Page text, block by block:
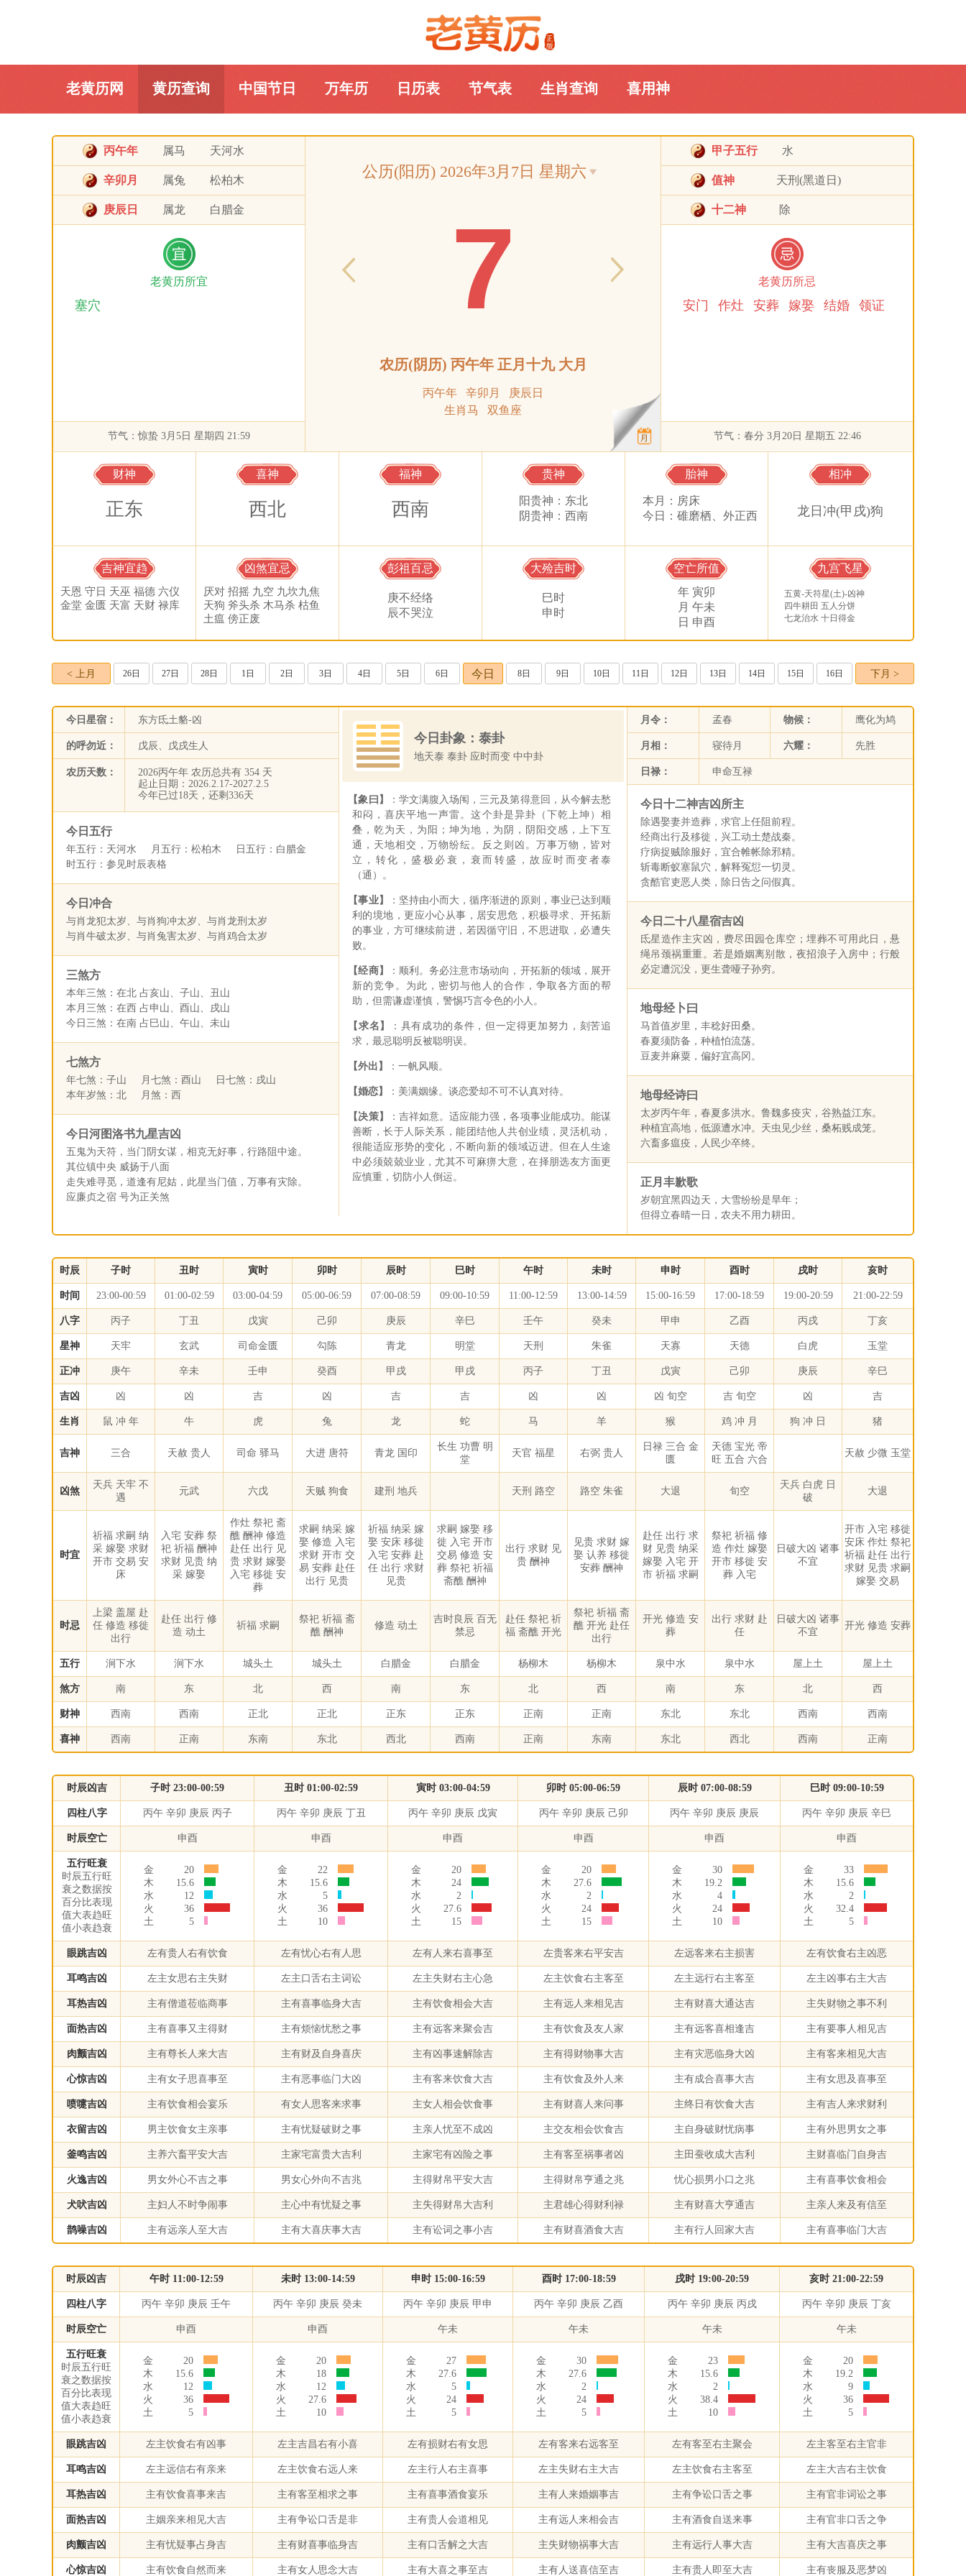
老黄历网
老黄历网 黄历查询 中国节日 万年历 日历表 节气表 生肖查询 喜用神
丙午年 属马 天河水
辛卯月 属兔 松柏木
庚辰日 属龙 白腊金
老黄历所宜
塞穴
节气：惊蛰 3月5日 星期四 21:59
公历(阳历) 2026年3月7日 星期六
7
农历(阴历) 丙午年 正月十九 大月
丙午年 辛卯月 庚辰日
生肖马 双鱼座
甲子五行 水
值神 天刑(黑道日)
十二神 除
老黄历所忌
安门 作灶 安葬 嫁娶 结婚 领证
节气：春分 3月20日 星期五 22:46
财神
正东
喜神
西北
福神
西南
贵神
阳贵神：东北
阴贵神：西南
胎神
本月：房床
今日：碓磨栖、外正西
相冲
龙日冲(甲戌)狗
吉神宜趋
天恩 守日 天巫 福德 六仪
金堂 金匮 天富 天财 禄库
凶煞宜忌
厌对 招摇 九空 九坎九焦
天狗 斧头杀 木马杀 枯鱼
土瘟 傍正废
彭祖百忌
庚不经络
辰不哭泣
大殓吉时
巳时
申时
空亡所值
年 寅卯
月 午未
日 申酉
九宫飞星
五黄-天符星(土)-凶神
四牛耕田 五人分饼
七龙治水 十日得金
< 上月 26日 27日 28日 1日 2日 3日 4日 5日 6日 今日 8日 9日 10日 11日 12日 13日 14日 15日 16日 下月 >
今日星宿： 东方氐土貉-凶
的呼勿近： 戊辰、戊戌生人
农历天数：
2026丙午年 农历总共有 354 天
起止日期：2026.2.17-2027.2.5
今年已过18天，还剩336天
今日五行
年五行：天河水 月五行：松柏木 日五行：白腊金
时五行：参见时辰表格
今日冲合
与肖龙犯太岁、与肖狗冲太岁、与肖龙刑太岁
与肖牛破太岁、与肖兔害太岁、与肖鸡合太岁
三煞方
本年三煞：在北 占亥山、子山、丑山
本月三煞：在西 占申山、酉山、戌山
今日三煞：在南 占巳山、午山、未山
七煞方
年七煞：子山 月七煞：酉山 日七煞：戌山
本年岁煞：北 月煞：西
今日河图洛书九星吉凶
五鬼为天符，当门阴女谋，相克无好事，行路阻中途。
其位镇中央 威扬于八面
走失难寻觅，道逢有尼姑，此星当门值，万事有灾除。
应廉贞之宿 号为正关煞
今日卦象：泰卦
地天泰 泰卦 应时而变 中中卦
【象曰】
：学文满腹入场闱，三元及第得意回，从今解去愁
和闷，喜庆平地一声雷。这个卦是异卦（下乾上坤）相
叠，乾为天，为阳；坤为地，为阴，阴阳交感，上下互
通，天地相交，万物纷纭。反之则凶。万事万物，皆对
立，转化，盛极必衰，衰而转盛，故应时而变者泰
（通）。
【事业】
：坚持由小而大，循序渐进的原则，事业已达到顺
利的境地，更应小心从事，居安思危，积极寻求、开拓新
的事业，方可继续前进，若因循守旧，不思进取，必遭失
败。
【经商】
：顺利。务必注意市场动向，开拓新的领域，展开
新的竞争。为此，密切与他人的合作，争取各方面的帮
助，但需谦虚谨慎，警惕巧言令色的小人。
【求名】
：具有成功的条件，但一定得更加努力，刻苦追
求，最忌聪明反被聪明误。
【外出】 ：一帆风顺。
【婚恋】 ：美满姻缘。谈恋爱却不可不认真对待。
【决策】
：吉祥如意。适应能力强，各项事业能成功。能谋
善断，长于人际关系，能团结他人共创业绩，灵活机动，
很能适应形势的变化，不断向新的领域迈进。但在人生途
中必须兢兢业业，尤其不可麻痹大意，在择朋选友方面更
应慎重，切防小人倒运。
月令： 孟春 物候： 鹰化为鸠
月相： 寝待月 六耀： 先胜
日禄： 申命互禄
今日十二神吉凶所主
除遇娶妻并造葬，求官上任阻前程。
经商出行及移徙，兴工动土楚战秦。
疗病捉贼除服好，宜合帷帐除邪精。
斩毒断蚁塞鼠穴，解释冤愆一切灵。
贪酷官吏恶人类，除日告之问假真。
今日二十八星宿吉凶
氐星造作主灾凶，费尽田园仓库空；埋葬不可用此日，悬
绳吊颈祸重重。若是婚姻离别散，夜招浪子入房中；行般
必定遭沉没，更生聋哑子孙穷。
地母经卜曰
马首值岁里，丰稔好田桑。
春夏须防备，种植怕流荡。
豆麦并麻粟，偏好宜高冈。
地母经诗曰
太岁丙午年，春夏多洪水。鲁魏多疫灾，谷熟益江东。
种植宜高地，低源遭水冲。天虫见少丝，桑柘贱成笼。
六畜多瘟疫，人民少卒终。
正月丰歉歌
岁朝宜黑四边天，大雪纷纷是旱年；
但得立春晴一日，农夫不用力耕田。
时辰 子时 丑时 寅时 卯时 辰时 巳时 午时 未时 申时 酉时 戌时 亥时
时间 23:00-00:59 01:00-02:59 03:00-04:59 05:00-06:59 07:00-08:59 09:00-10:59 11:00-12:59 13:00-14:59 15:00-16:59 17:00-18:59 19:00-20:59 21:00-22:59
八字 丙子 丁丑 戊寅 己卯 庚辰 辛巳 壬午 癸未 甲申 乙酉 丙戌 丁亥
星神 天牢 玄武 司命金匮 勾陈 青龙 明堂 天刑 朱雀 天寡 天德 白虎 玉堂
正冲 庚午 辛未 壬申 癸酉 甲戌 甲戌 丙子 丁丑 戊寅 己卯 庚辰 辛巳
吉凶 凶 凶 吉 凶 吉 吉 凶 凶 凶 旬空 吉 旬空 凶 吉
生肖 鼠 冲 年 牛 虎 兔 龙 蛇 马 羊 猴 鸡 冲 月 狗 冲 日 猪
吉神 三合 天赦 贵人 司命 驿马 大进 唐符 青龙 国印
长生 功曹 明
堂
天官 福星 右弼 贵人
日禄 三合 金
匮
天德 宝光 帝
旺 五合 六合
天赦 少微 玉堂
凶煞
天兵 天牢 不
遇
元武 六戊 天贼 狗食 建刑 地兵 天刑 路空 路空 朱雀 大退 旬空
天兵 白虎 日
破
大退
时宜
祈福 求嗣 纳
采 嫁娶 求财
开市 交易 安
床
入宅 安葬 祭
祀 祈福 酬神
求财 见贵 纳
采 嫁娶
作灶 祭祀 斋
醮 酬神 修造
赴任 出行 见
贵 求财 嫁娶
入宅 移徙 安
葬
求嗣 纳采 嫁
娶 修造 入宅
求财 开市 交
易 安葬 赴任
出行 见贵
祈福 纳采 嫁
娶 安床 移徙
入宅 安葬 赴
任 出行 求财
见贵
求嗣 嫁娶 移
徙 入宅 开市
交易 修造 安
葬 祭祀 祈福
斋醮 酬神
出行 求财 见
贵 酬神
见贵 求财 嫁
娶 认养 移徙
安葬 酬神
赴任 出行 求
财 见贵 纳采
嫁娶 入宅 开
市 祈福 求嗣
祭祀 祈福 修
造 作灶 嫁娶
开市 移徙 安
葬 入宅
日破大凶 诸事
不宜
开市 入宅 移徙
安床 作灶 祭祀
祈福 赴任 出行
求财 见贵 求嗣
嫁娶 交易
时忌
上梁 盖屋 赴
任 修造 移徙
出行
赴任 出行 修
造 动土
祈福 求嗣
祭祀 祈福 斋
醮 酬神
修造 动土
吉时良辰 百无
禁忌
赴任 祭祀 祈
福 斋醮 开光
祭祀 祈福 斋
醮 开光 赴任
出行
开光 修造 安
葬
出行 求财 赴
任
日破大凶 诸事
不宜
开光 修造 安葬
五行 涧下水 涧下水 城头土 城头土 白腊金 白腊金 杨柳木 杨柳木 泉中水 泉中水 屋上土 屋上土
煞方 南 东 北 西 南 东 北 西 南 东 北 西
财神 西南 西南 正北 正北 正东 正东 正南 正南 东北 东北 西南 西南
喜神 西南 正南 东南 东北 西北 西南 正南 东南 东北 西北 西南 正南
时辰凶吉 子时 23:00-00:59 丑时 01:00-02:59 寅时 03:00-04:59 卯时 05:00-06:59 辰时 07:00-08:59 巳时 09:00-10:59
四柱八字 丙午 辛卯 庚辰 丙子 丙午 辛卯 庚辰 丁丑 丙午 辛卯 庚辰 戊寅 丙午 辛卯 庚辰 己卯 丙午 辛卯 庚辰 庚辰 丙午 辛卯 庚辰 辛巳
时辰空亡 申酉 申酉 申酉 申酉 申酉 申酉
五行旺衰
时辰五行旺
衰之数据按
百分比表现
值大表趋旺
值小表趋衰
金
20
木
15.6
水
12
火
36
土
5
金
22
木
15.6
水
5
火
36
土
10
金
20
木
24
水
2
火
27.6
土
15
金
20
木
27.6
水
2
火
24
土
15
金
30
木
19.2
水
4
火
24
土
10
金
33
木
15.6
水
2
火
32.4
土
5
眼跳吉凶 左有贵人右有饮食 左有忧心右有人思 左有人来右喜事至 左贵客来右平安吉 左远客来右主损害 左有饮食右主凶恶
耳鸣吉凶 左主女思右主失财 左主口舌右主词讼 左主失财右主心急 左主饮食右主客至 左主远行右主客至 左主凶事右主大吉
耳热吉凶 主有僧道莅临商事 主有喜事临身大吉 主有饮食相会大吉 主有远人来相见吉 主有财喜大通达吉 主失财物之事不利
面热吉凶 主有喜事又主得财 主有烦恼忧愁之事 主有远客来聚会吉 主有饮食及友人家 主有远客喜相逢吉 主有要事人相见吉
肉颤吉凶 主有尊长人来大吉 主有财及自身喜庆 主有凶事速解除吉 主有得财物事大吉 主有灾恶临身大凶 主有客来相见大吉
心惊吉凶 主有女子思喜事至 主有恶事临门大凶 主有客来饮食大吉 主有饮食及外人来 主有成合喜事大吉 主有女思及喜事至
喷嚏吉凶 主有饮食相会宴乐 有女人思客来求事 主女人相会饮食事 主有财喜人来问事 主终日有饮食大吉 主有吉人来求财利
衣留吉凶 男主饮食女主亲事 主有忧疑破财之事 主亲人忧至不成凶 主交友相会饮食吉 主自身破财忧病事 主有外思男女之事
釜鸣吉凶 主养六畜平安大吉 主家宅富贵大吉利 主家宅有凶险之事 主有客至祸事者凶 主田蚕收成大吉利 主财喜临门自身吉
火逸吉凶 男女外心不吉之事 男女心外向不吉兆 主得财帛平安大吉 主得财帛亨通之兆 忧心损男小口之兆 主有喜事饮食相会
犬吠吉凶 主妇人不时争闹事 主心中有忧疑之事 主失得财帛大吉利 主君雄心得财利禄 主有财喜大亨通吉 主亲人来及有信至
鹊噪吉凶 主有远亲人至大吉 主有大喜庆事大吉 主有讼词之事小吉 主有财喜酒食大吉 主有行人回家大吉 主有喜事临门大吉
时辰凶吉 午时 11:00-12:59 未时 13:00-14:59 申时 15:00-16:59 酉时 17:00-18:59 戌时 19:00-20:59 亥时 21:00-22:59
四柱八字 丙午 辛卯 庚辰 壬午 丙午 辛卯 庚辰 癸未 丙午 辛卯 庚辰 甲申 丙午 辛卯 庚辰 乙酉 丙午 辛卯 庚辰 丙戌 丙午 辛卯 庚辰 丁亥
时辰空亡 申酉 申酉 午未 午未 午未 午未
五行旺衰
时辰五行旺
衰之数据按
百分比表现
值大表趋旺
值小表趋衰
金
20
木
15.6
水
12
火
36
土
5
金
20
木
18
水
12
火
27.6
土
10
金
27
木
27.6
水
5
火
24
土
5
金
30
木
27.6
水
2
火
24
土
5
金
23
木
15.6
水
2
火
38.4
土
10
金
20
木
19.2
水
9
火
36
土
5
眼跳吉凶 左主饮食右有凶事 左主吉昌右有小喜 左有损财右有女思 左有客来右远客至 左有客至右主聚会 左主客至右主官非
耳鸣吉凶 左主远信右有亲来 左主饮食右远人来 左主行人右主喜事 左主失财右主大吉 左主饮食右主客至 左主大吉右主饮食
耳热吉凶 主有饮食喜事来吉 主有客至相求之事 主有喜事酒食宴乐 主有人来婚姻事吉 主有争讼口舌之事 主有官非词讼之事
面热吉凶 主姻亲来相见大吉 主有争讼口舌是非 主有贵人会道相见 主有远人来相会吉 主有酒食自送来事 主有官非口舌之争
肉颤吉凶 主有忧疑事占身吉 主有财喜事临身吉 主有口舌解之大吉 主失财物祸事大吉 主有远行人事大吉 主有大吉喜庆之事
心惊吉凶 主有饮食自然而来 主有女人思念大吉 主有大喜之事至吉 主有人送喜信至吉 主有贵人即至大吉 主有丧服及恶梦凶